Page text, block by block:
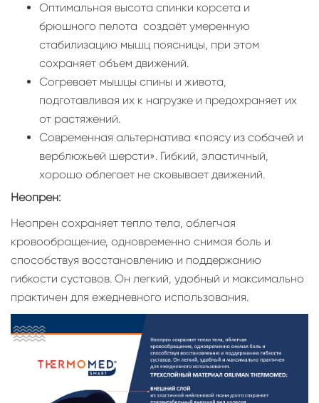
Оптимальная высота спинки корсета и
брюшного пелота создаёт умеренную
стабилизацию мышц поясницы, при этом
сохраняет объем движений.
Согревает мышцы спины и живота,
подготавливая их к нагрузке и предохраняет их
от растяжений.
Современная альтернатива «поясу из собачей и
верблюжьей шерсти». Гибкий, эластичный,
хорошо облегает не сковывает движений.
Неопрен:
Неопрен сохраняет тепло тела, облегчая
кровообращение, одновременно снимая боль и
способствуя восстановлению и поддержанию
гибкости суставов. Он легкий, удобный и максимально
практичен для ежедневного использования.